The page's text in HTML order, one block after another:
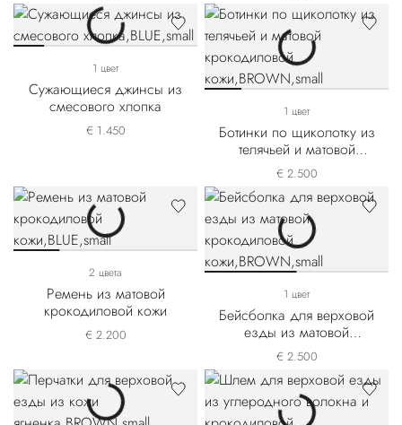
1 цвет
Сужающиеся джинсы из
смесового хлопка
€ 1.450
1 цвет
Ботинки по щиколотку из
телячьей и матовой
крокодиловой кожи
€ 2.500
2 цвета
Ремень из матовой
крокодиловой кожи
€ 2.200
1 цвет
Бейсболка для верховой
езды из матовой
крокодиловой кожи
€ 2.500